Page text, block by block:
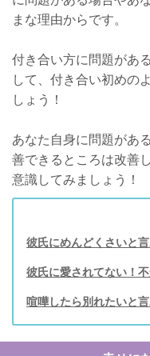
まな理由からです。
付き合い方に問題があ
して、付き合い初めの
しょう！
あなた自身に問題があ
善できるところは改善
意識してみましょう！
彼氏にめんどくさいと
彼氏に愛されてない！
喧嘩したら別れたいと